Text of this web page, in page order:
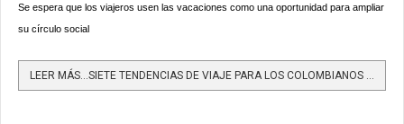
Se espera que los viajeros usen las vacaciones como una oportunidad para ampliar
su círculo social